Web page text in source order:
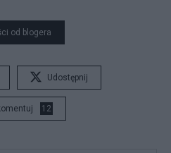
od blogera
Udostępnij
12